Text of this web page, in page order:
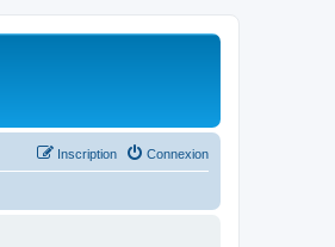
Connexion
Inscription